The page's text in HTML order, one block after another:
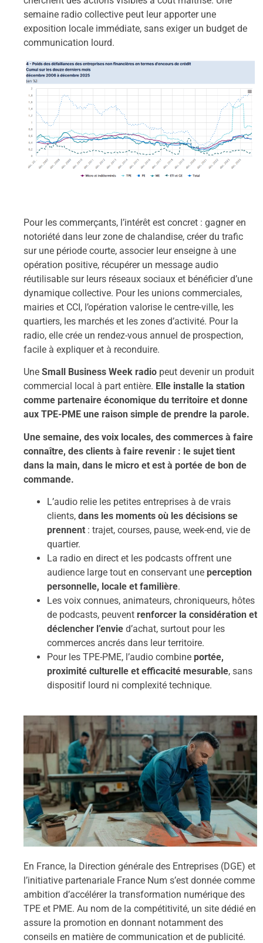
semaine radio collective peut leur apporter une
exposition locale immédiate, sans exiger un budget de
communication lourd.
Pour les commerçants, l’intérêt est concret : gagner en
notoriété dans leur zone de chalandise, créer du trafic
sur une période courte, associer leur enseigne à une
opération positive, récupérer un message audio
réutilisable sur leurs réseaux sociaux et bénéficier d’une
dynamique collective. Pour les unions commerciales,
mairies et CCI, l’opération valorise le centre-ville, les
quartiers, les marchés et les zones d’activité. Pour la
radio, elle crée un rendez-vous annuel de prospection,
facile à expliquer et à reconduire.
Une Small Business Week radio peut devenir un produit
commercial local à part entière. Elle installe la station
comme partenaire économique du territoire et donne
aux TPE-PME une raison simple de prendre la parole.
Une semaine, des voix locales, des commerces à faire
connaître, des clients à faire revenir : le sujet tient
dans la main, dans le micro et est à portée de bon de
commande.
L’audio relie les petites entreprises à de vrais
clients, dans les moments où les décisions se
prennent : trajet, courses, pause, week-end, vie de
quartier.
La radio en direct et les podcasts offrent une
audience large tout en conservant une perception
personnelle, locale et familière.
Les voix connues, animateurs, chroniqueurs, hôtes
de podcasts, peuvent renforcer la considération et
déclencher l’envie d’achat, surtout pour les
commerces ancrés dans leur territoire.
Pour les TPE-PME, l’audio combine portée,
proximité culturelle et efficacité mesurable, sans
dispositif lourd ni complexité technique.
En France, la Direction générale des Entreprises (DGE) et
l’initiative partenariale France Num s’est donnée comme
ambition d’accélérer la transformation numérique des
TPE et PME. Au nom de la compétitivité, un site dédié en
assure la promotion en donnant notamment des
conseils en matière de communication et de publicité.